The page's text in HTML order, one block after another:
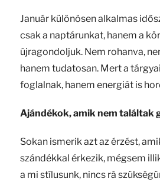
Január különösen alkalmas
csak a naptárunkat, hanem a
újragondoljuk. Nem rohanva,
hanem tudatosan. Mert a
foglalnak, hanem energiát is
Ajándékok, amik nem találtak
Sokan ismerik azt az érzést,
szándékkal érkezik, mégsem
a mi stílusunk, nincs rá